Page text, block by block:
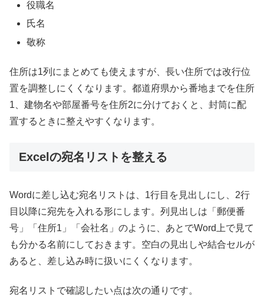
役職名
氏名
敬称
住所は1列にまとめても使えますが、長い住所では改行位
置を調整しにくくなります。都道府県から番地までを住所
1、建物名や部屋番号を住所2に分けておくと、封筒に配
置するときに整えやすくなります。
Excelの宛名リストを整える
Wordに差し込む宛名リストは、1行目を見出しにし、2行
目以降に宛先を入れる形にします。列見出しは「郵便番
号」「住所1」「会社名」のように、あとでWord上で見て
も分かる名前にしておきます。空白の見出しや結合セルが
あると、差し込み時に扱いにくくなります。
宛名リストで確認したい点は次の通りです。